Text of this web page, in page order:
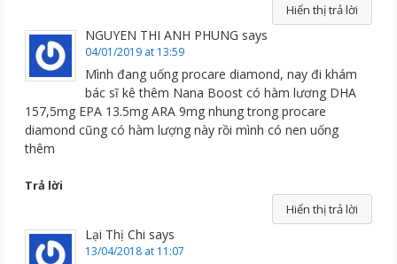
Hiển thị trả lời
NGUYEN THI ANH PHUNG says
04/01/2019 at 13:59
Mình đang uống procare diamond, nay đi khám
bác sĩ kê thêm Nana Boost có hàm lương DHA
157,5mg EPA 13.5mg ARA 9mg nhung trong procare
diamond cũng có hàm lượng này rồi mình có nen uống
thêm
Trả lời
Hiển thị trả lời
Lại Thị Chi says
13/04/2018 at 11:07